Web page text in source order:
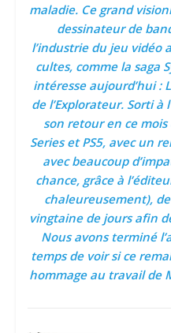
maladie. Ce grand
dessinateur de
l’industrie du jeu vidéo
cultes, comme la saga
intéresse aujourd’hui :
de l’Explorateur. Sorti
son retour en ce mois
Series et PS5, avec un
avec beaucoup
chance, grâce à
chaleureusement),
vingtaine de jours afin
Nous avons terminé
temps de voir si ce
hommage au travail de